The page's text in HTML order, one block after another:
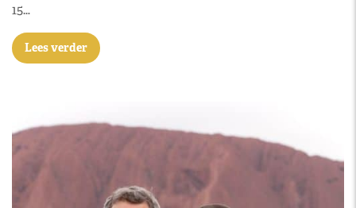
15…
Lees verder